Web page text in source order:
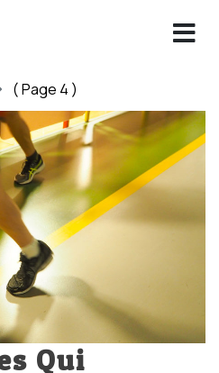
( Page 4 )
Qui